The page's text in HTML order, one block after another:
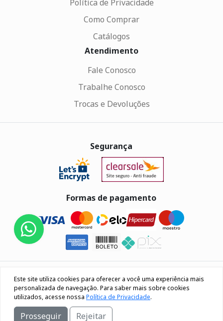
Política de Privacidade
Como Comprar
Catálogos
Atendimento
Fale Conosco
Trabalhe Conosco
Trocas e Devoluções
Segurança
Formas de pagamento
Eletrus Componentes Eletrônicos - CNPJ
04.080.033/0001-40
Rua Os 18 do forte, 692, Bairro Lourdes Caxias do Sul / RS
Este site utiliza cookies para oferecer a você uma experiência mais
personalizada de navegação. Para saber mais sobre cookies
utilizados, acesse nossa Política de Privacidade.
Prosseguir Rejeitar